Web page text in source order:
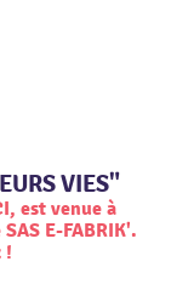
VIES"
est venue à
E-FABRIK'.
!